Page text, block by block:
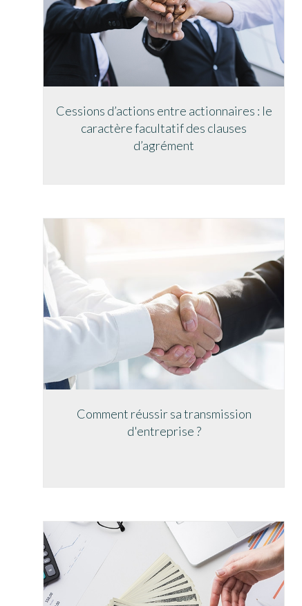
Cessions d’actions entre actionnaires : le
caractère facultatif des clauses
d’agrément
Comment réussir sa transmission
d'entreprise ?